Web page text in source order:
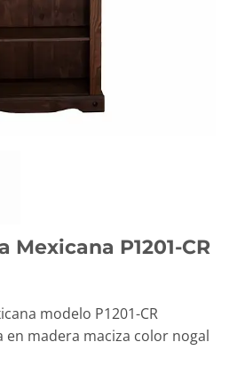
P1201-CR
modelo P1201-CR
madera maciza color nogal